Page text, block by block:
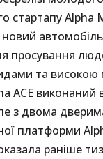
стартапу
просування
та високою
ACE виконаний
з двома
платформи
раніше